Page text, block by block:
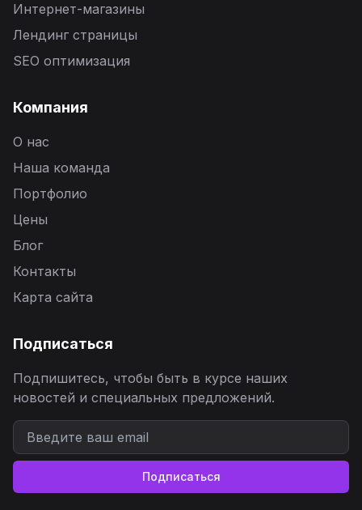
Интернет-магазины
Лендинг страницы
SEO оптимизация
Компания
О нас
Наша команда
Портфолио
Цены
Блог
Контакты
Карта сайта
Подписаться
Подпишитесь, чтобы быть в курсе наших
новостей и специальных предложений.
Подписаться